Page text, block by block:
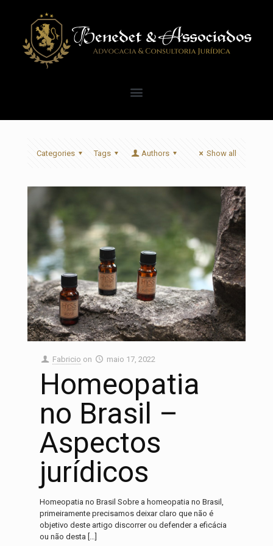
Categories Tags Authors Show all
Fabricio on maio 17, 2022
Homeopatia
no Brasil –
Aspectos
jurídicos
Homeopatia no Brasil Sobre a homeopatia no Brasil,
primeiramente precisamos deixar claro que não é
objetivo deste artigo discorrer ou defender a eficácia
ou não desta […]